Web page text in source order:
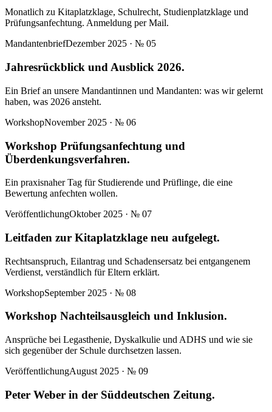
Monatlich zu Kitaplatzklage, Schulrecht, Studienplatzklage und
Prüfungsanfechtung. Anmeldung per Mail.
MandantenbriefDezember 2025 · № 05
Jahresrückblick und Ausblick 2026.
Ein Brief an unsere Mandantinnen und Mandanten: was wir gelernt
haben, was 2026 ansteht.
WorkshopNovember 2025 · № 06
Workshop Prüfungsanfechtung und
Überdenkungsverfahren.
Ein praxisnaher Tag für Studierende und Prüflinge, die eine
Bewertung anfechten wollen.
VeröffentlichungOktober 2025 · № 07
Leitfaden zur Kitaplatzklage neu aufgelegt.
Rechtsanspruch, Eilantrag und Schadensersatz bei entgangenem
Verdienst, verständlich für Eltern erklärt.
WorkshopSeptember 2025 · № 08
Workshop Nachteilsausgleich und Inklusion.
Ansprüche bei Legasthenie, Dyskalkulie und ADHS und wie sie
sich gegenüber der Schule durchsetzen lassen.
VeröffentlichungAugust 2025 · № 09
Peter Weber in der Süddeutschen Zeitung.